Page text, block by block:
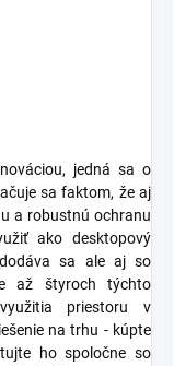
jedná sa o
sa faktom, že aj
a robustnú ochranu
ako desktopový
sa ale aj so
až štyroch týchto
priestoru v
na trhu - kúpte
ho spoločne so